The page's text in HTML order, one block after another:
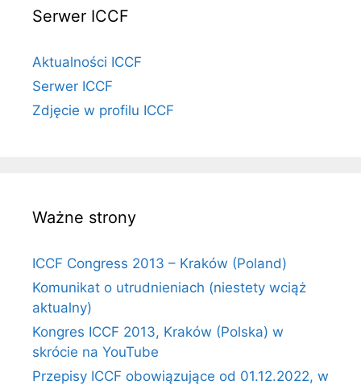
Serwer ICCF
Aktualności ICCF
Serwer ICCF
Zdjęcie w profilu ICCF
Ważne strony
ICCF Congress 2013 – Kraków (Poland)
Komunikat o utrudnieniach (niestety wciąż
aktualny)
Kongres ICCF 2013, Kraków (Polska) w
skrócie na YouTube
Przepisy ICCF obowiązujące od 01.12.2022, w